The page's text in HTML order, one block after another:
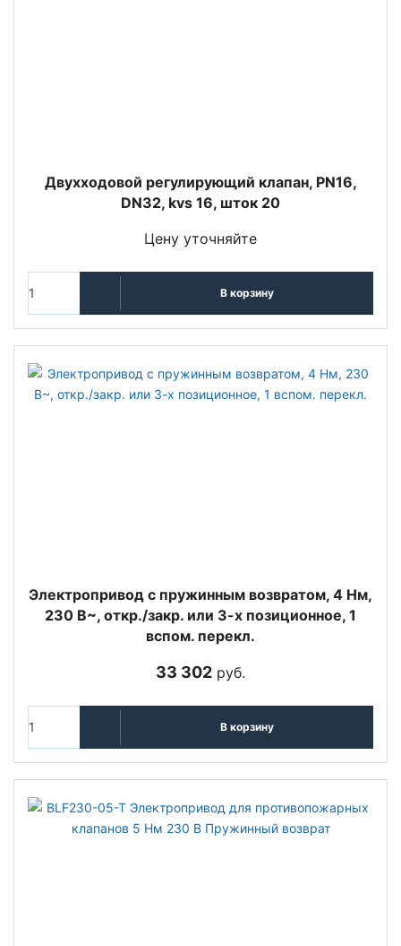
Двухходовой регулирующий клапан, PN16,
DN32, kvs 16, шток 20
Цену уточняйте
В корзину
Электропривод с пружинным возвратом, 4 Нм,
230 В~, откр./закр. или 3-х позиционное, 1
вспом. перекл.
33 302 руб.
В корзину